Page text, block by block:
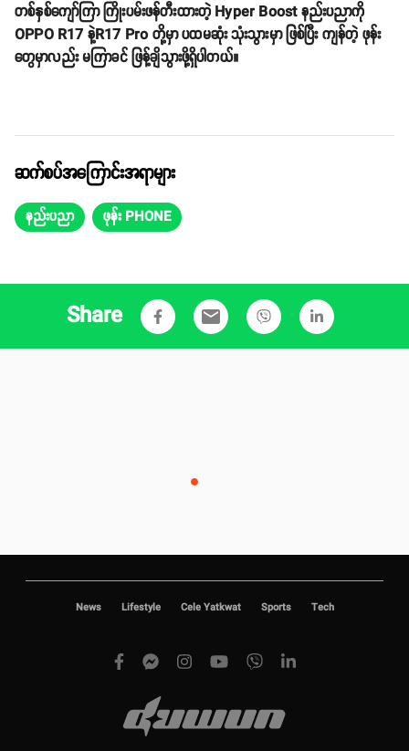
တစ်နှစ်ကျော်ကြာ ကြိုးပမ်းဖန်တီးထားတဲ့ Hyper Boost နည်းပညာကို
OPPO R17 နဲ့R17 Pro တို့မှာ ပထမဆုံး သုံးသွားမှာ ဖြစ်ပြီး ကျန်တဲ့ ဖုန်း
တွေမှာလည်း မကြာခင် ဖြန့်ချိသွားဖို့ရှိပါတယ်။
ဆက်စပ်အကြောင်းအရာများ
နည်းပညာ ဖုန်း PHONE
Share email
News Lifestyle Cele Yatkwat Sports Tech